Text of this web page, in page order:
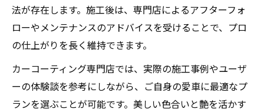
法が存在します。施工後は、専門店によるアフターフォ
ローやメンテナンスのアドバイスを受けることで、プロ
の仕上がりを長く維持できます。
カーコーティング専門店では、実際の施工事例やユーザ
ーの体験談を参考にしながら、ご自身の愛車に最適なプ
ランを選ぶことが可能です。美しい色合いと艶を活かす